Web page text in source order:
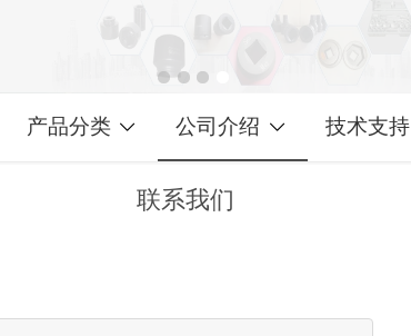
产品分类 公司介绍 技术支持
联系我们